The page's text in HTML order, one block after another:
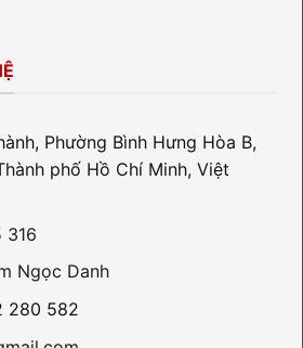
Phường Bình Hưng Hòa B,
phố Hồ Chí Minh, Việt
316
Ngọc Danh
280 582